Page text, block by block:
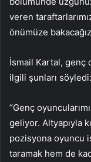
veren
önümüze
İsmail Kartal, genç
ilgili şunları söyledi:
“Genç
geliyor. Altyapıyla
pozisyona oyuncu
taramak hem de